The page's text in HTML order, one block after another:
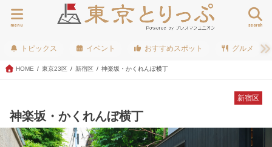
search
menu
トピックス イベント おすすめスポット グルメ
HOME 東京23区 新宿区 神楽坂・かくれんぼ横丁
新宿区
神楽坂・かくれんぼ横丁